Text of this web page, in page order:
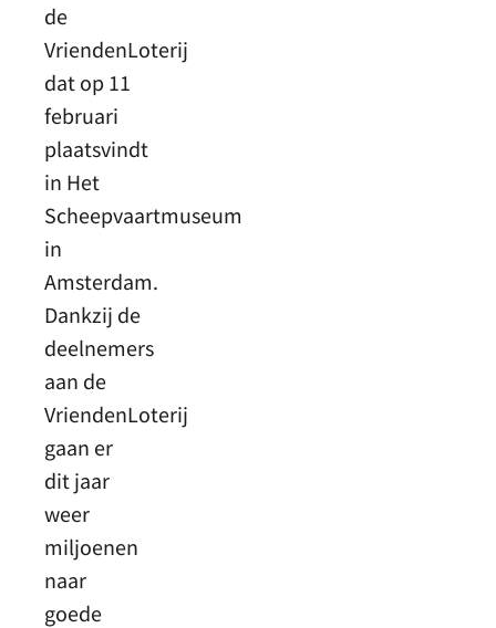
de
VriendenLoterij
dat op 11
februari
plaatsvindt
in Het
Scheepvaartmuseum
in
Amsterdam.
Dankzij de
deelnemers
aan de
VriendenLoterij
gaan er
dit jaar
weer
miljoenen
naar
goede